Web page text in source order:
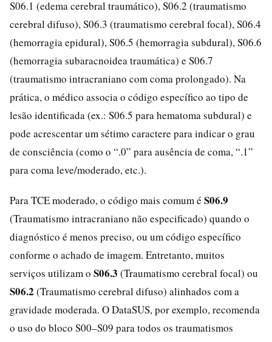
S06.1 (edema cerebral traumático), S06.2 (traumatismo
cerebral difuso), S06.3 (traumatismo cerebral focal), S06.4
(hemorragia epidural), S06.5 (hemorragia subdural), S06.6
(hemorragia subaracnoidea traumática) e S06.7
(traumatismo intracraniano com coma prolongado). Na
prática, o médico associa o código específico ao tipo de
lesão identificada (ex.: S06.5 para hematoma subdural) e
pode acrescentar um sétimo caractere para indicar o grau
de consciência (como o “.0” para ausência de coma, “.1”
para coma leve/moderado, etc.).
Para TCE moderado, o código mais comum é S06.9
(Traumatismo intracraniano não especificado) quando o
diagnóstico é menos preciso, ou um código específico
conforme o achado de imagem. Entretanto, muitos
serviços utilizam o S06.3 (Traumatismo cerebral focal) ou
S06.2 (Traumatismo cerebral difuso) alinhados com a
gravidade moderada. O DataSUS, por exemplo, recomenda
o uso do bloco S00–S09 para todos os traumatismos